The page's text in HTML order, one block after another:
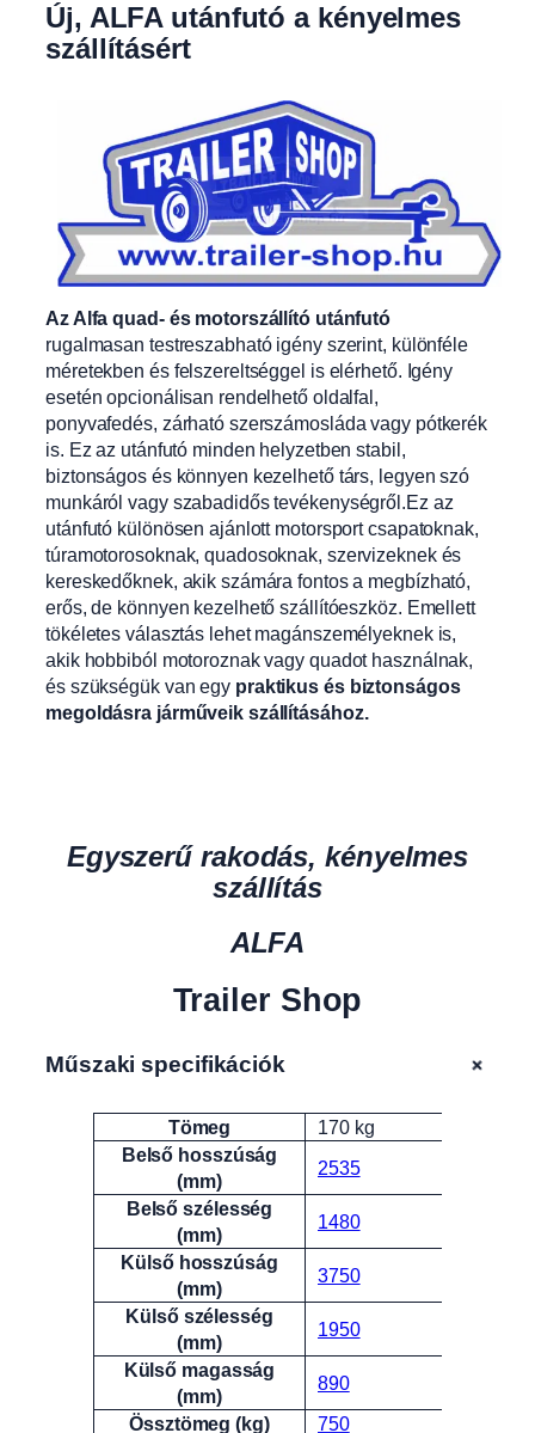
Új, ALFA utánfutó a kényelmes
szállításért
Az Alfa quad- és motorszállító utánfutó
rugalmasan testreszabható igény szerint, különféle
méretekben és felszereltséggel is elérhető. Igény
esetén opcionálisan rendelhető oldalfal,
ponyvafedés, zárható szerszámosláda vagy pótkerék
is. Ez az utánfutó minden helyzetben stabil,
biztonságos és könnyen kezelhető társ, legyen szó
munkáról vagy szabadidős tevékenységről.Ez az
utánfutó különösen ajánlott motorsport csapatoknak,
túramotorosoknak, quadosoknak, szervizeknek és
kereskedőknek, akik számára fontos a megbízható,
erős, de könnyen kezelhető szállítóeszköz. Emellett
tökéletes választás lehet magánszemélyeknek is,
akik hobbiból motoroznak vagy quadot használnak,
és szükségük van egy praktikus és biztonságos
megoldásra járműveik szállításához.
Egyszerű rakodás, kényelmes
szállítás
ALFA
Trailer Shop
Műszaki specifikációk +
Attribútumok Érték
Tömeg
170 kg
Belső hosszúság
(mm)
2535
Belső szélesség
(mm)
1480
Külső hosszúság
(mm)
3750
Külső szélesség
(mm)
1950
Külső magasság
(mm)
890
Össztömeg (kg)
750